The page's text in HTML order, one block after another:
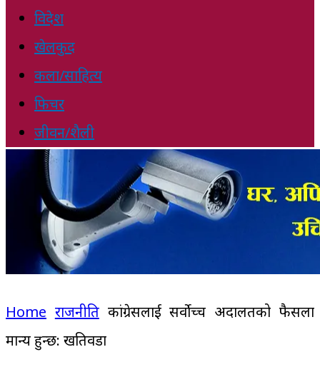
विदेश
खेलकुद
कला/साहित्य
फिचर
जीवन/शैली
Home राजनीति कांग्रेसलाई सर्वोच्च अदालतको फैसला
मान्य हुन्छ: खतिवडा